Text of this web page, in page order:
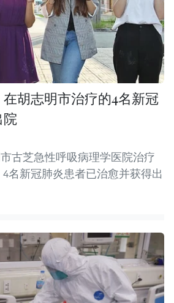
胡志明市治疗的4名新冠
院
古芝急性呼吸病理学医院治疗
名新冠肺炎患者已治愈并获得出